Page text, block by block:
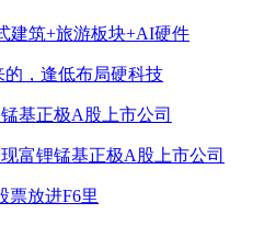
建筑+旅游板块+AI硬件
，逢低布局硬科技
基正极A股上市公司
富锂锰基正极A股上市公司
票放进F6里